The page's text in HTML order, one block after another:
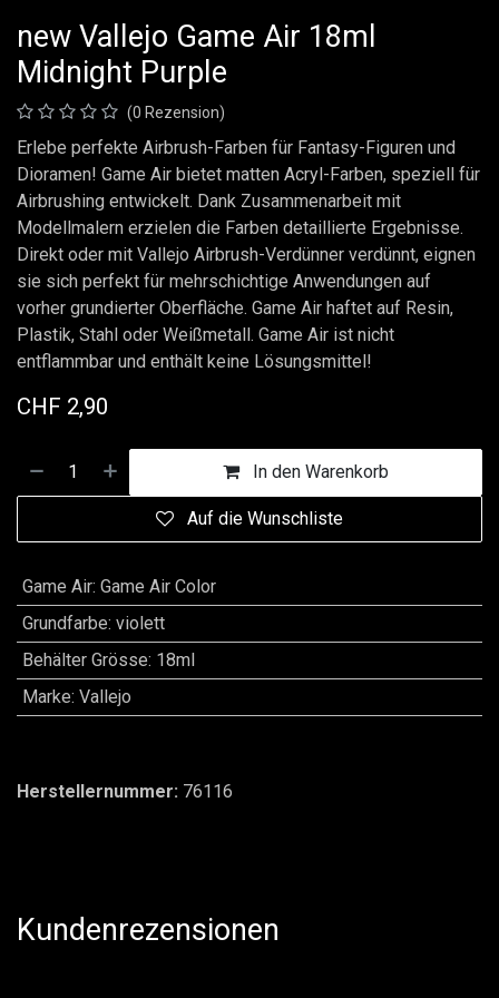
new Vallejo Game Air 18ml
Midnight Purple
(0 Rezension)
Erlebe perfekte Airbrush-Farben für Fantasy-Figuren und
Dioramen! Game Air bietet matten Acryl-Farben, speziell für
Airbrushing entwickelt. Dank Zusammenarbeit mit
Modellmalern erzielen die Farben detaillierte Ergebnisse.
Direkt oder mit Vallejo Airbrush-Verdünner verdünnt, eignen
sie sich perfekt für mehrschichtige Anwendungen auf
vorher grundierter Oberfläche. Game Air haftet auf Resin,
Plastik, Stahl oder Weißmetall. Game Air ist nicht
entflammbar und enthält keine Lösungsmittel!
CHF 2,90
In den Warenkorb
Auf die Wunschliste
Game Air: Game Air Color
Grundfarbe: violett
Behälter Grösse: 18ml
Marke: Vallejo
Herstellernummer: 76116
Kundenrezensionen